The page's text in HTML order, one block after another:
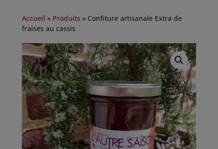
Accueil » Produits » Confiture artisanale Extra de
fraises au cassis